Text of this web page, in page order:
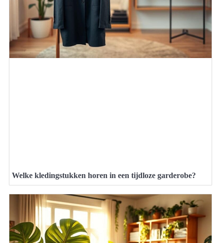
Welke kledingstukken horen in een tijdloze garderobe?